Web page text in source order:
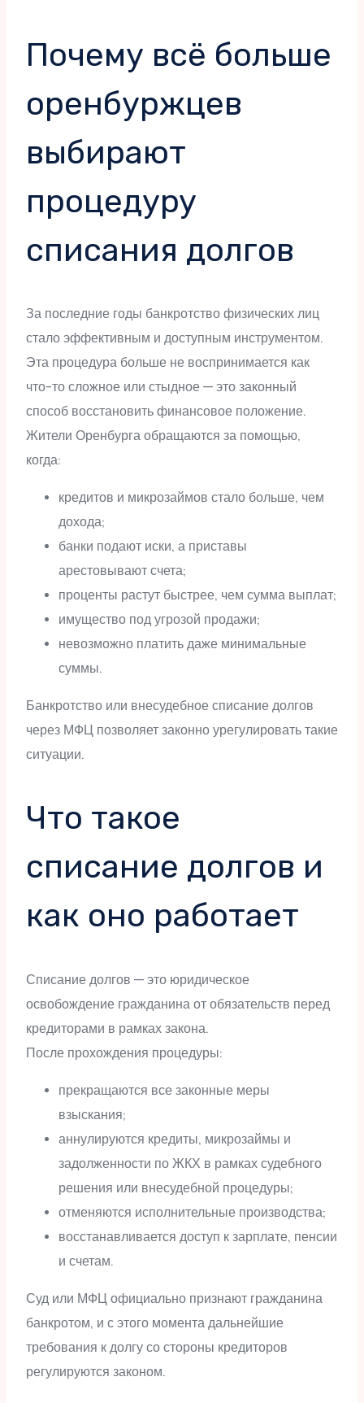
Почему всё больше
оренбуржцев
выбирают
процедуру
списания долгов
За последние годы банкротство физических лиц
стало эффективным и доступным инструментом.
Эта процедура больше не воспринимается как
что-то сложное или стыдное — это законный
способ восстановить финансовое положение.
Жители Оренбурга обращаются за помощью,
когда:
кредитов и микрозаймов стало больше, чем
дохода;
банки подают иски, а приставы
арестовывают счета;
проценты растут быстрее, чем сумма выплат;
имущество под угрозой продажи;
невозможно платить даже минимальные
суммы.
Банкротство или внесудебное списание долгов
через МФЦ позволяет законно урегулировать такие
ситуации.
Что такое
списание долгов и
как оно работает
Списание долгов — это юридическое
освобождение гражданина от обязательств перед
кредиторами в рамках закона.
После прохождения процедуры:
прекращаются все законные меры
взыскания;
аннулируются кредиты, микрозаймы и
задолженности по ЖКХ в рамках судебного
решения или внесудебной процедуры;
отменяются исполнительные производства;
восстанавливается доступ к зарплате, пенсии
и счетам.
Суд или МФЦ официально признают гражданина
банкротом, и с этого момента дальнейшие
требования к долгу со стороны кредиторов
регулируются законом.